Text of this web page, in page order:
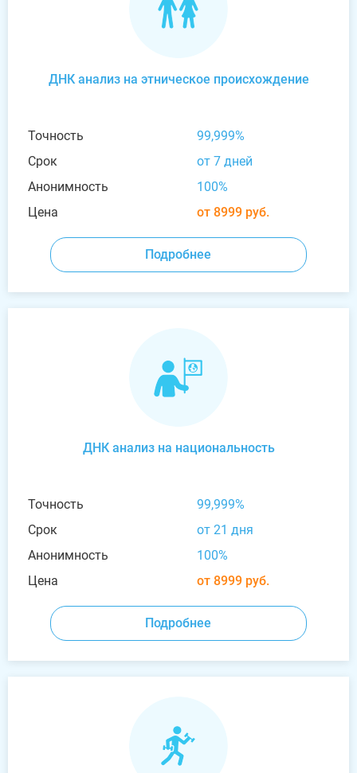
ДНК анализ на этническое происхождение
Точность
99,999%
Срок
от 7 дней
Анонимность
100%
Цена
от 8999 руб.
Подробнее
ДНК анализ на национальность
Точность
99,999%
Срок
от 21 дня
Анонимность
100%
Цена
от 8999 руб.
Подробнее